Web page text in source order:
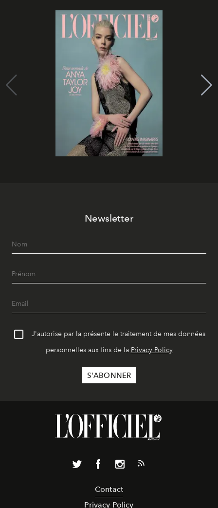
Newsletter
J'autorise par la présente le traitement de mes données
personnelles aux fins de la Privacy Policy
Contact
Privacy Policy